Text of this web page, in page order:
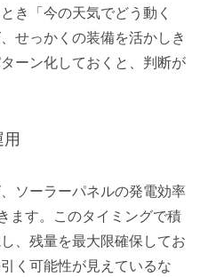
き「今の天気でどう動く
せっかくの装備を活かしき
ーン化しておくと、判断が
ソーラーパネルの発電効率
ます。このタイミングで積
、残量を最大限確保してお
く可能性が見えているな